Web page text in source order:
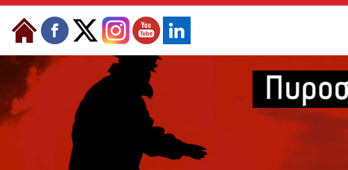
Skip to Content